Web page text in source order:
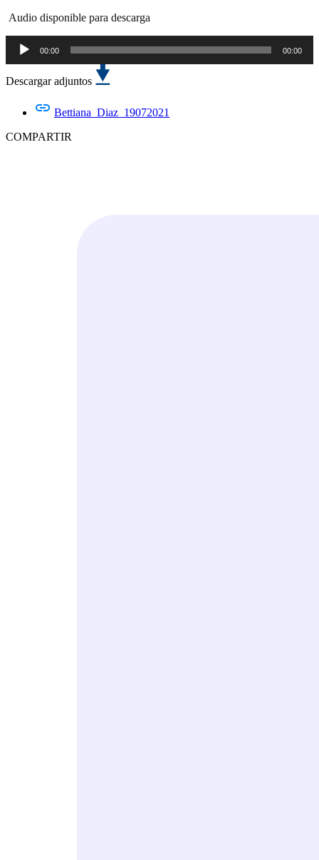
Audio disponible para descarga
Reproductor
de
audio
00:00 00:00
Descargar adjuntos
Bettiana_Diaz_19072021
COMPARTIR